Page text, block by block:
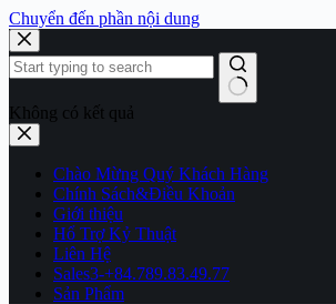
Chuyển đến phần nội dung
Không có kết quả
Chào Mừng Quý Khách Hàng
Chính Sách&Điều Khoản
Giới thiệu
Hổ Trợ Kỷ Thuật
Liên Hệ
Sales3-+84.789.83.49.77
Sản Phẩm